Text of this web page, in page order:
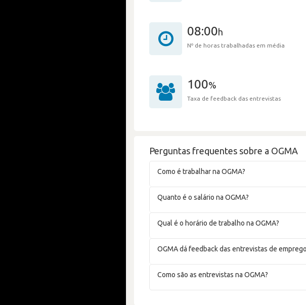
08:00h
Nº de horas trabalhadas em média
100%
Taxa de feedback das entrevistas
Perguntas frequentes sobre a OGMA
Como é trabalhar na OGMA?
Quanto é o salário na OGMA?
Qual é o horário de trabalho na OGMA?
OGMA dá feedback das entrevistas de
Como são as entrevistas na OGMA?